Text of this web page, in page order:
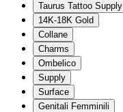
Taurus Tattoo Supply
14K-18K Gold
Collane
Charms
Ombelico
Supply
Surface
Genitali Femminili